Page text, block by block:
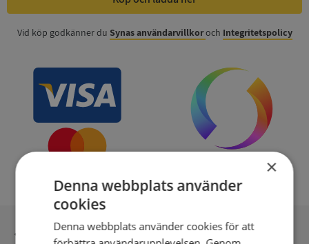
Vid köp godkänner du Synas användarvillkoroch Integritetspolicy
Inga kopior till omfrågad
×
Denna webbplats använder
cookies
Denna webbplats använder cookies för att